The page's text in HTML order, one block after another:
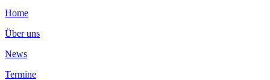
Home
Über uns
News
Termine